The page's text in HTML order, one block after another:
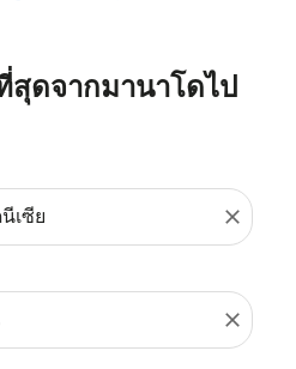
สุดจากมานาโดไป
close
close
ณ (ต้นทางและ/หรือปลายทาง) หรื